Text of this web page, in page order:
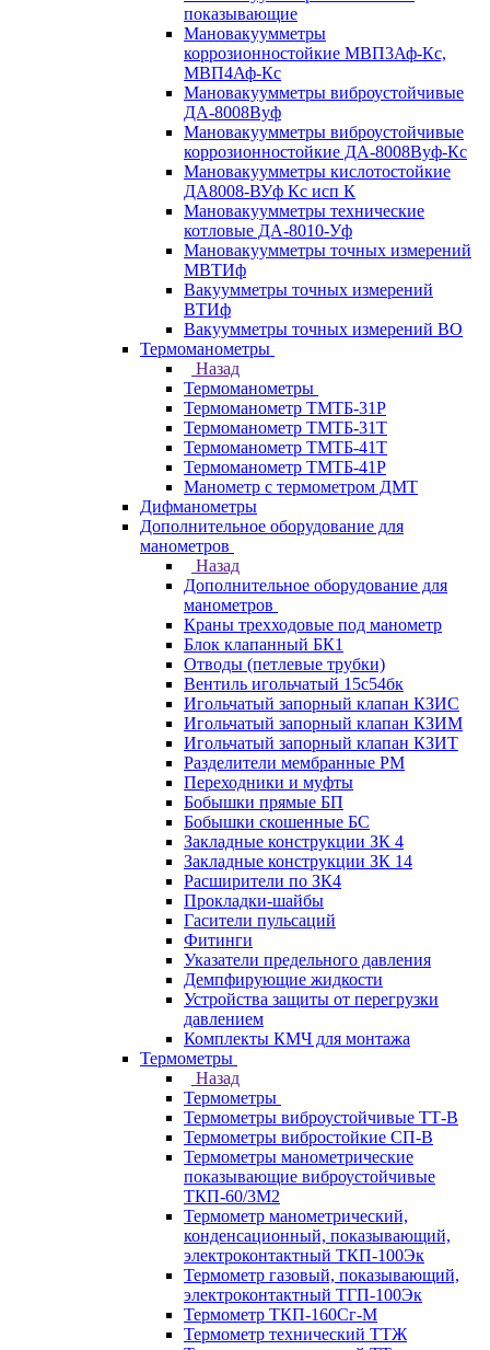
показывающие
Мановакуумметры
коррозионностойкие МВП3Аф-Кс,
МВП4Аф-Кс
Мановакуумметры виброустойчивые
ДА-8008Вуф
Мановакуумметры виброустойчивые
коррозионностойкие ДА-8008Вуф-Кс
Мановакуумметры кислотостойкие
ДА8008-ВУф Кс исп К
Мановакуумметры технические
котловые ДА-8010-Уф
Мановакуумметры точных измерений
МВТИф
Вакуумметры точных измерений
ВТИф
Вакуумметры точных измерений ВО
Термоманометры
Назад
Термоманометры
Термоманометр ТМТБ-31Р
Термоманометр ТМТБ-31Т
Термоманометр ТМТБ-41Т
Термоманометр ТМТБ-41Р
Манометр с термометром ДМТ
Дифманометры
Дополнительное оборудование для
манометров
Назад
Дополнительное оборудование для
манометров
Краны трехходовые под манометр
Блок клапанный БК1
Отводы (петлевые трубки)
Вентиль игольчатый 15с54бк
Игольчатый запорный клапан КЗИС
Игольчатый запорный клапан КЗИМ
Игольчатый запорный клапан КЗИТ
Разделители мембранные РМ
Переходники и муфты
Бобышки прямые БП
Бобышки скошенные БС
Закладные конструкции ЗК 4
Закладные конструкции ЗК 14
Расширители по ЗК4
Прокладки-шайбы
Гасители пульсаций
Фитинги
Указатели предельного давления
Демпфирующие жидкости
Устройства защиты от перегрузки
давлением
Комплекты КМЧ для монтажа
Термометры
Назад
Термометры
Термометры виброустойчивые ТТ-В
Термометры вибростойкие СП-В
Термометры манометрические
показывающие виброустойчивые
ТКП-60/3М2
Термометр манометрический,
конденсационный, показывающий,
электроконтактный ТКП-100Эк
Термометр газовый, показывающий,
электроконтактный ТГП-100Эк
Термометр ТКП-160Сг-М
Термометр технический ТТЖ